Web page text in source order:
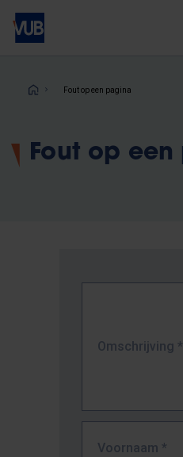
Overslaan
naar
inhoud
Fout op een pagina
Fout op
Omschrijving *
Voornaam *